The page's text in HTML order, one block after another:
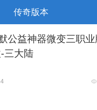
传奇版本
公益神器微变三职业
三大陆